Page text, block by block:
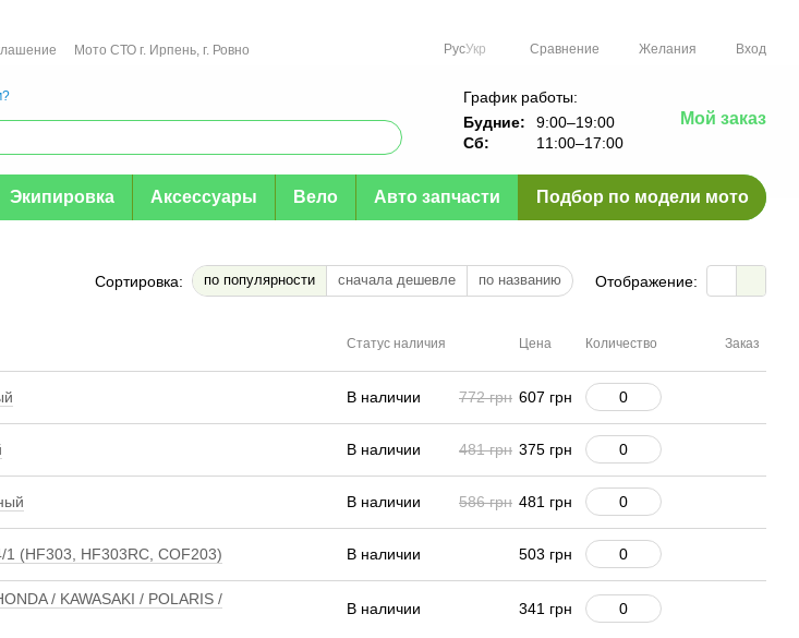
Мото СТО г. Ирпень, г. Ровно
РусУкр Сравнение Желания Вход
График работы:
Будние:
9:00–19:00
Сб:
11:00–17:00
Мой заказ
Экипировка Аксессуары Вело Авто запчасти Подбор по модели мото
Сортировка: по популярности сначала дешевле по названию Отображение:
Статус наличия Цена Количество Заказ
В наличии 772 грн 607 грн
В наличии 481 грн 375 грн
В наличии 586 грн 481 грн
(HF303, HF303RC, COF203) В наличии 503 грн
/ KAWASAKI / POLARIS /
В наличии 341 грн